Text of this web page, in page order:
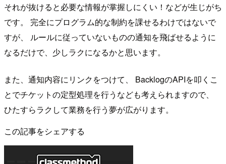
それが抜けると必要な情報が掌握しにくい！などが生じがち
です。 完全にプログラム的な制約を課せるわけではないで
すが、 ルールに従っていないものの通知を飛ばせるように
なるだけで、少しラクになるかと思います。
また、通知内容にリンクをつけて、 BacklogのAPIを叩くこ
とでチケットの定型処理を行うなども考えられますので、
ひたすらラクして業務を行う夢が広がります。
この記事をシェアする